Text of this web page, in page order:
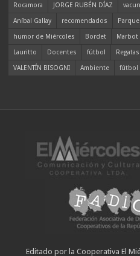
Rocamora
JORGE RUBÉN DÍAZ
Aníbal Gallay
recomendados
humor de Miércoles
Bordet Marbot
Lauritto
Docentes fútbol Regatas
VALENTÍN BISOGNI
Ambiente fútbol
Editado por la Cooperativa El